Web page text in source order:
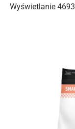
Wyświetlanie